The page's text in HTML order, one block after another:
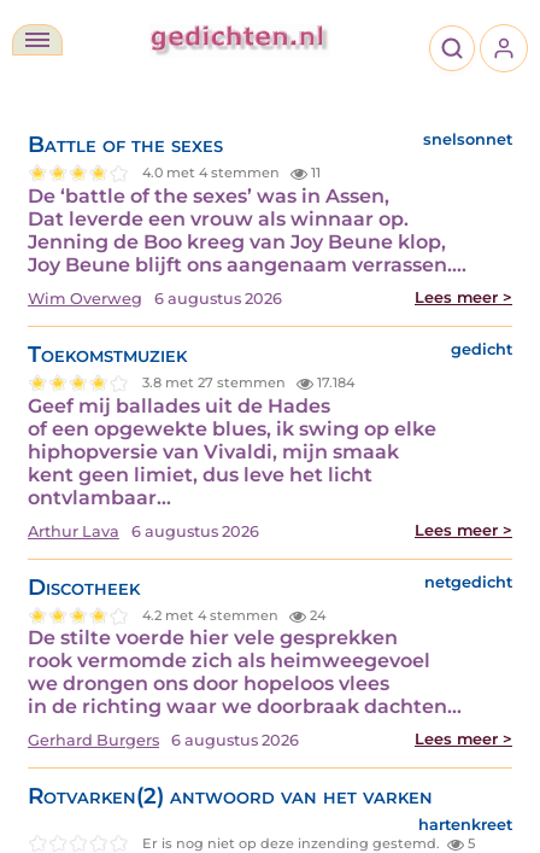
Battle of the sexes snelsonnet
4.0 met 4 stemmen 11
De ‘battle of the sexes’ was in Assen,
Dat leverde een vrouw als winnaar op.
Jenning de Boo kreeg van Joy Beune klop,
Joy Beune blijft ons aangenaam verrassen.…
Wim Overweg 6 augustus 2026 Lees meer >
Toekomstmuziek gedicht
3.8 met 27 stemmen 17.184
Geef mij ballades uit de Hades
of een opgewekte blues, ik swing op elke
hiphopversie van Vivaldi, mijn smaak
kent geen limiet, dus leve het licht
ontvlambaar…
Arthur Lava 6 augustus 2026 Lees meer >
Discotheek netgedicht
4.2 met 4 stemmen 24
De stilte voerde hier vele gesprekken
rook vermomde zich als heimweegevoel
we drongen ons door hopeloos vlees
in de richting waar we doorbraak dachten…
Gerhard Burgers 6 augustus 2026 Lees meer >
Rotvarken(2) antwoord van het varken
hartenkreet
Er is nog niet op deze inzending gestemd. 5